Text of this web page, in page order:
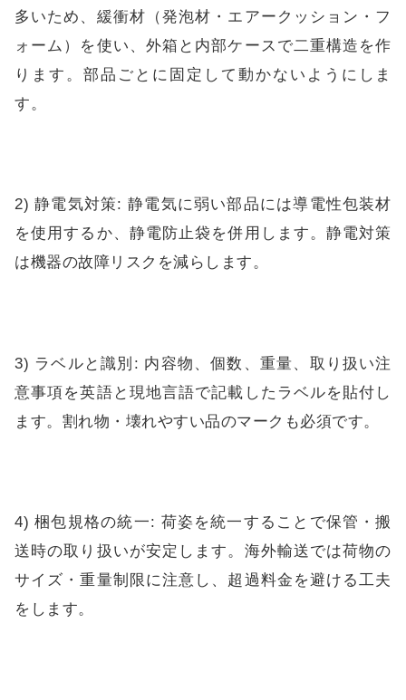
多いため、緩衝材（発泡材・エアークッション・フ
ォーム）を使い、外箱と内部ケースで二重構造を作
ります。部品ごとに固定して動かないようにしま
す。
2) 静電気対策: 静電気に弱い部品には導電性包装材
を使用するか、静電防止袋を併用します。静電対策
は機器の故障リスクを減らします。
3) ラベルと識別: 内容物、個数、重量、取り扱い注
意事項を英語と現地言語で記載したラベルを貼付し
ます。割れ物・壊れやすい品のマークも必須です。
4) 梱包規格の統一: 荷姿を統一することで保管・搬
送時の取り扱いが安定します。海外輸送では荷物の
サイズ・重量制限に注意し、超過料金を避ける工夫
をします。